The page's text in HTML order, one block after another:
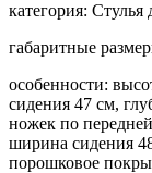
категория: Стулья
габаритные
особенности:
сидения 47 см,
ножек по
ширина сидения
порошковое